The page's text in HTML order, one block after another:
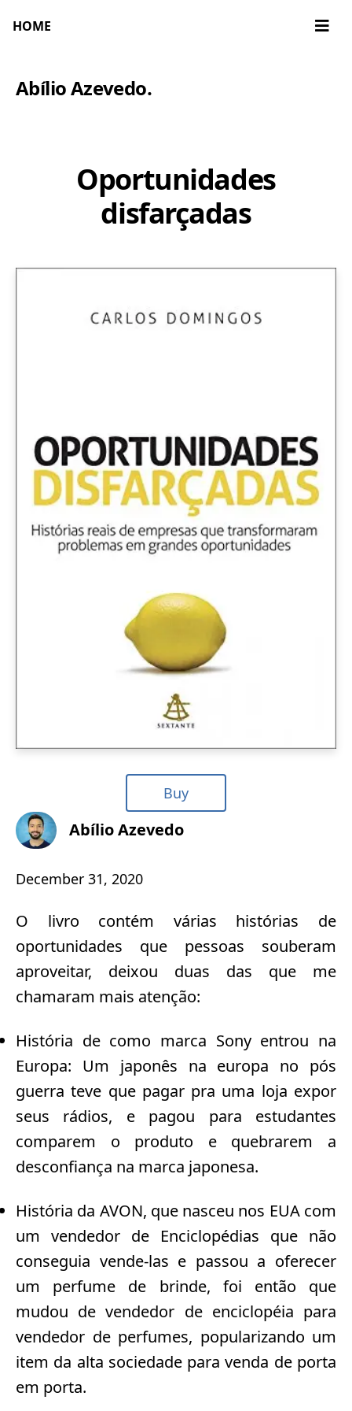
HOME
Abílio Azevedo.
Oportunidades
disfarçadas
Buy
Abílio Azevedo
December 31, 2020
O livro contém várias histórias de
oportunidades que pessoas souberam
aproveitar, deixou duas das que me
chamaram mais atenção:
História de como marca Sony entrou na
Europa: Um japonês na europa no pós
guerra teve que pagar pra uma loja expor
seus rádios, e pagou para estudantes
comparem o produto e quebrarem a
desconfiança na marca japonesa.
História da AVON, que nasceu nos EUA com
um vendedor de Enciclopédias que não
conseguia vende-las e passou a oferecer
um perfume de brinde, foi então que
mudou de vendedor de enciclopéia para
vendedor de perfumes, popularizando um
item da alta sociedade para venda de porta
em porta.